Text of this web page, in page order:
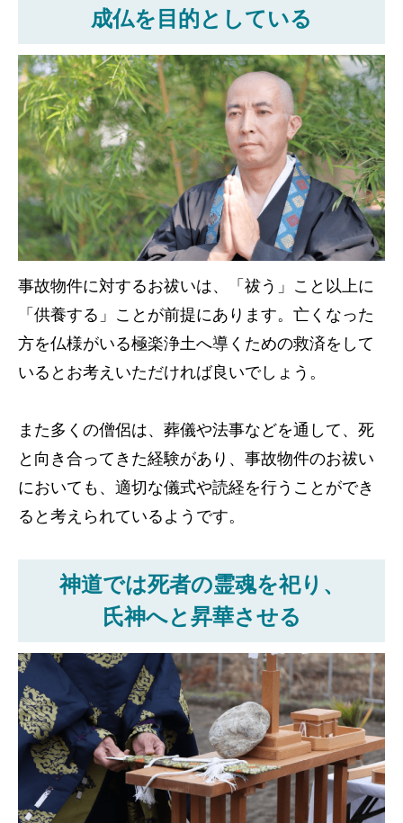
成仏を目的としている
事故物件に対するお祓いは、「祓う」こと以上に
「供養する」ことが前提にあります。亡くなった
方を仏様がいる極楽浄土へ導くための救済をして
いるとお考えいただければ良いでしょう。
また多くの僧侶は、葬儀や法事などを通して、死
と向き合ってきた経験があり、事故物件のお祓い
においても、適切な儀式や読経を行うことができ
ると考えられているようです。
神道では死者の霊魂を祀り、
氏神へと昇華させる